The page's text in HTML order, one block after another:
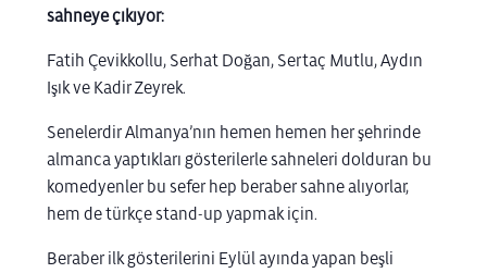
sahneye çıkıyor:
Fatih Çevikkollu, Serhat Doğan, Sertaç Mutlu, Aydın
Işık ve Kadir Zeyrek.
Senelerdir Almanya’nın hemen hemen her şehrinde
almanca yaptıkları gösterilerle sahneleri dolduran bu
komedyenler bu sefer hep beraber sahne alıyorlar,
hem de türkçe stand-up yapmak için.
Beraber ilk gösterilerini Eylül ayında yapan beşli